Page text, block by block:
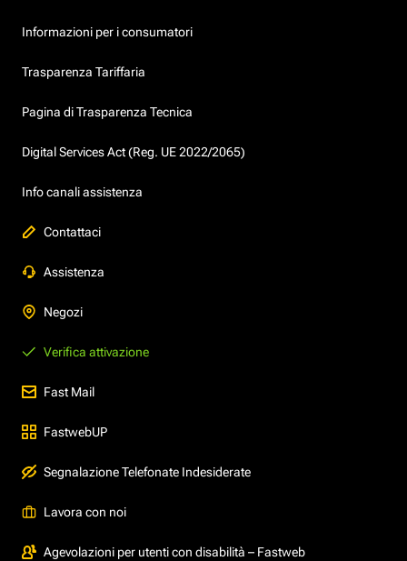
Informazioni per i consumatori
Trasparenza Tariffaria
Pagina di Trasparenza Tecnica
Digital Services Act (Reg. UE 2022/2065)
Info canali assistenza
Contattaci
Assistenza
Negozi
Verifica attivazione
Fast Mail
FastwebUP
Segnalazione Telefonate Indesiderate
Lavora con noi
Agevolazioni per utenti con disabilità – Fastweb